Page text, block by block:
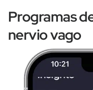
Programas
nervio vago